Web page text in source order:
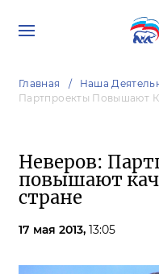
Главная Наша
Партпроекты Повышают
Неверов:
повышают
стране
17 мая 2013, 13:05